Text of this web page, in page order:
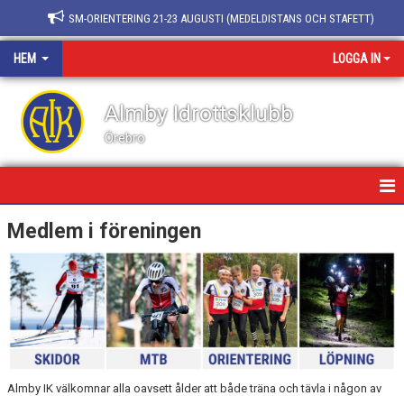
SM-ORIENTERING 21-23 AUGUSTI (MEDELDISTANS OCH STAFETT)
HEM LOGGA IN
Almby Idrottsklubb
Örebro
HEM/FÖRENINGEN
NYHETER
KALENDER
BLI MEDLEM
Medlem i föreningen
Almby IK välkomnar alla oavsett ålder att både träna och tävla i någon av